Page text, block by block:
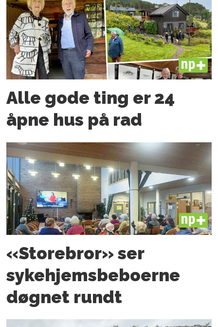
PLUS
Alle gode ting er 24
åpne hus på rad
PLUS
«Storebror» ser
sykehjemsbeboerne
døgnet rundt